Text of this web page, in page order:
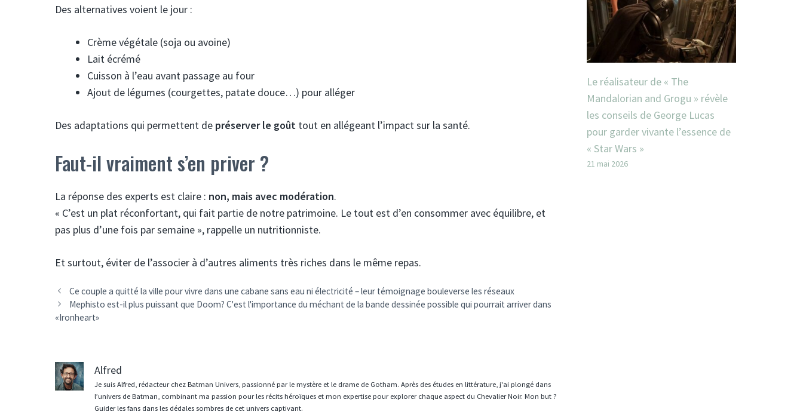
Des alternatives voient le jour :
Crème végétale (soja ou avoine)
Lait écrémé
Cuisson à l’eau avant passage au four
Ajout de légumes (courgettes, patate douce…) pour alléger
Des adaptations qui permettent de préserver le goût tout en allégeant l’impact sur la santé.
Faut-il vraiment s’en priver ?
La réponse des experts est claire : non, mais avec modération.
« C’est un plat réconfortant, qui fait partie de notre patrimoine. Le tout est d’en consommer avec équilibre, et
pas plus d’une fois par semaine », rappelle un nutritionniste.
Et surtout, éviter de l’associer à d’autres aliments très riches dans le même repas.
Ce couple a quitté la ville pour vivre dans une cabane sans eau ni électricité – leur témoignage bouleverse les réseaux
Mephisto est-il plus puissant que Doom? C'est l'importance du méchant de la bande dessinée possible qui pourrait arriver dans
«Ironheart»
Alfred
Je suis Alfred, rédacteur chez Batman Univers, passionné par le mystère et le drame de Gotham. Après des études en littérature, j'ai plongé dans
l’univers de Batman, combinant ma passion pour les récits héroïques et mon expertise pour explorer chaque aspect du Chevalier Noir. Mon but ?
Guider les fans dans les dédales sombres de cet univers captivant.
Le réalisateur de « The
Mandalorian and Grogu » révèle
les conseils de George Lucas
pour garder vivante l’essence de
« Star Wars »
21 mai 2026